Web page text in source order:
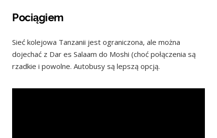
Pociągiem
Sieć kolejowa Tanzanii jest ograniczona, ale można
dojechać z Dar es Salaam do Moshi (choć połączenia są
rzadkie i powolne. Autobusy są lepszą opcją.